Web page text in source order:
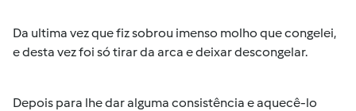
Da ultima vez que fiz sobrou imenso molho que congelei,
e desta vez foi só tirar da arca e deixar descongelar.
Depois para lhe dar alguma consistência e aquecê-lo